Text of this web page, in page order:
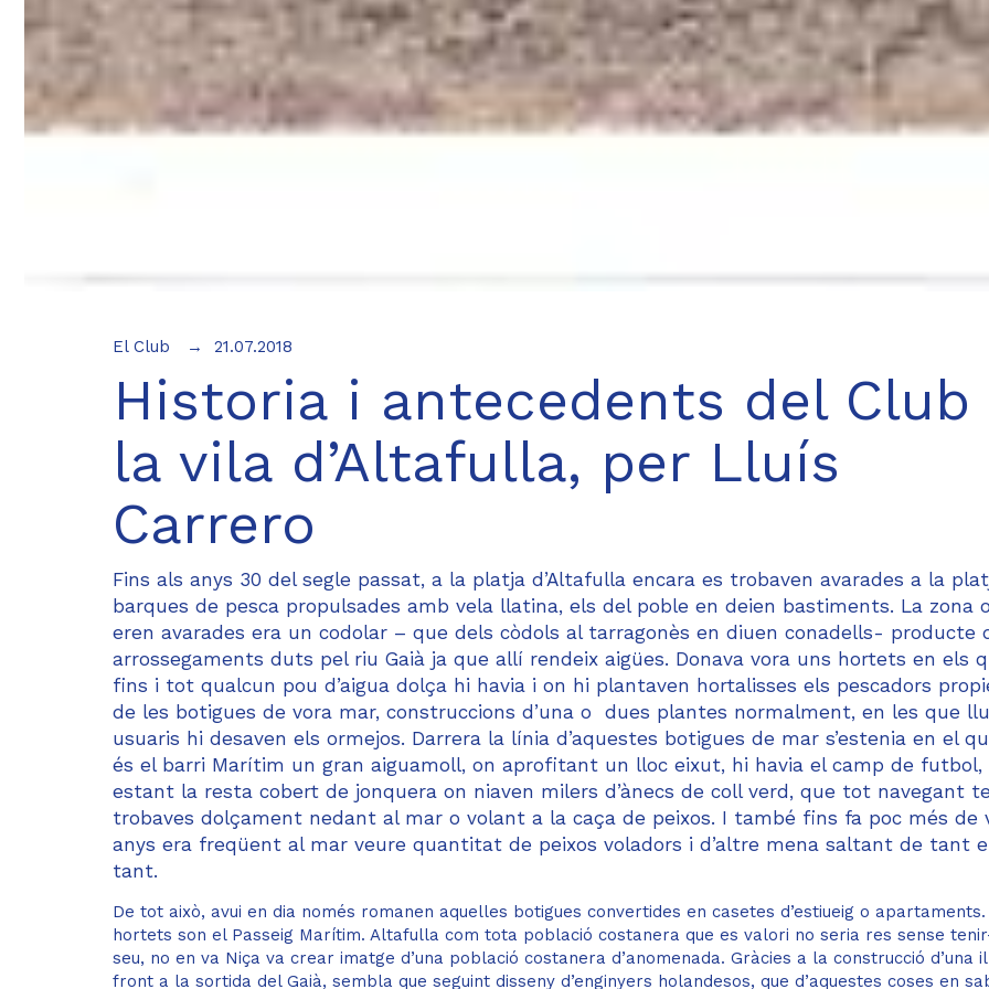
El Club 21.07.2018
Historia i antecedents del Club
la vila d’Altafulla, per Lluís
Carrero
Fins als anys 30 del segle passat, a la platja d’Altafulla encara es trobaven avarades a la
barques de pesca propulsades amb vela llatina, els del poble en deien bastiments. La zona
eren avarades era un codolar – que dels còdols al tarragonès en diuen conadells- producte
arrossegaments duts pel riu Gaià ja que allí rendeix aigües. Donava vora uns hortets en els
fins i tot qualcun pou d’aigua dolça hi havia i on hi plantaven hortalisses els pescadors
de les botigues de vora mar, construccions d’una o dues plantes normalment, en les que
usuaris hi desaven els ormejos. Darrera la línia d’aquestes botigues de mar s’estenia en el
és el barri Marítim un gran aiguamoll, on aprofitant un lloc eixut, hi havia el camp de futbol,
estant la resta cobert de jonquera on niaven milers d’ànecs de coll verd, que tot navegant
trobaves dolçament nedant al mar o volant a la caça de peixos. I també fins fa poc més de
anys era freqüent al mar veure quantitat de peixos voladors i d’altre mena saltant de tant
tant.
De tot això, avui en dia només romanen aquelles botigues convertides en casetes d’estiueig o
hortets son el Passeig Marítim. Altafulla com tota població costanera que es valori no seria res sense
seu, no en va Niça va crear imatge d’una població costanera d’anomenada. Gràcies a la construcció d’una
front a la sortida del Gaià, sembla que seguint disseny d’enginyers holandesos, que d’aquestes coses en